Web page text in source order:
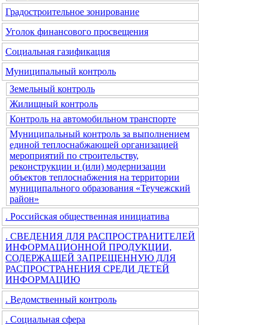
Градостроительное зонирование
Уголок финансового просвещения
Социальная газификация
Муниципальный контроль
Земельный контроль
Жилищный контроль
Контроль на автомобильном транспорте
Муниципальный контроль за выполнением
единой теплоснабжающей организацией
мероприятий по строительству,
реконструкции и (или) модернизации
объектов теплоснабжения на территории
муниципального образования «Теучежский
район»
. Российская общественная инициатива
. СВЕДЕНИЯ ДЛЯ РАСПРОСТРАНИТЕЛЕЙ
ИНФОРМАЦИОННОЙ ПРОДУКЦИИ,
СОДЕРЖАЩЕЙ ЗАПРЕЩЕННУЮ ДЛЯ
РАСПРОСТРАНЕНИЯ СРЕДИ ДЕТЕЙ
ИНФОРМАЦИЮ
. Ведомственный контроль
. Социальная сфера